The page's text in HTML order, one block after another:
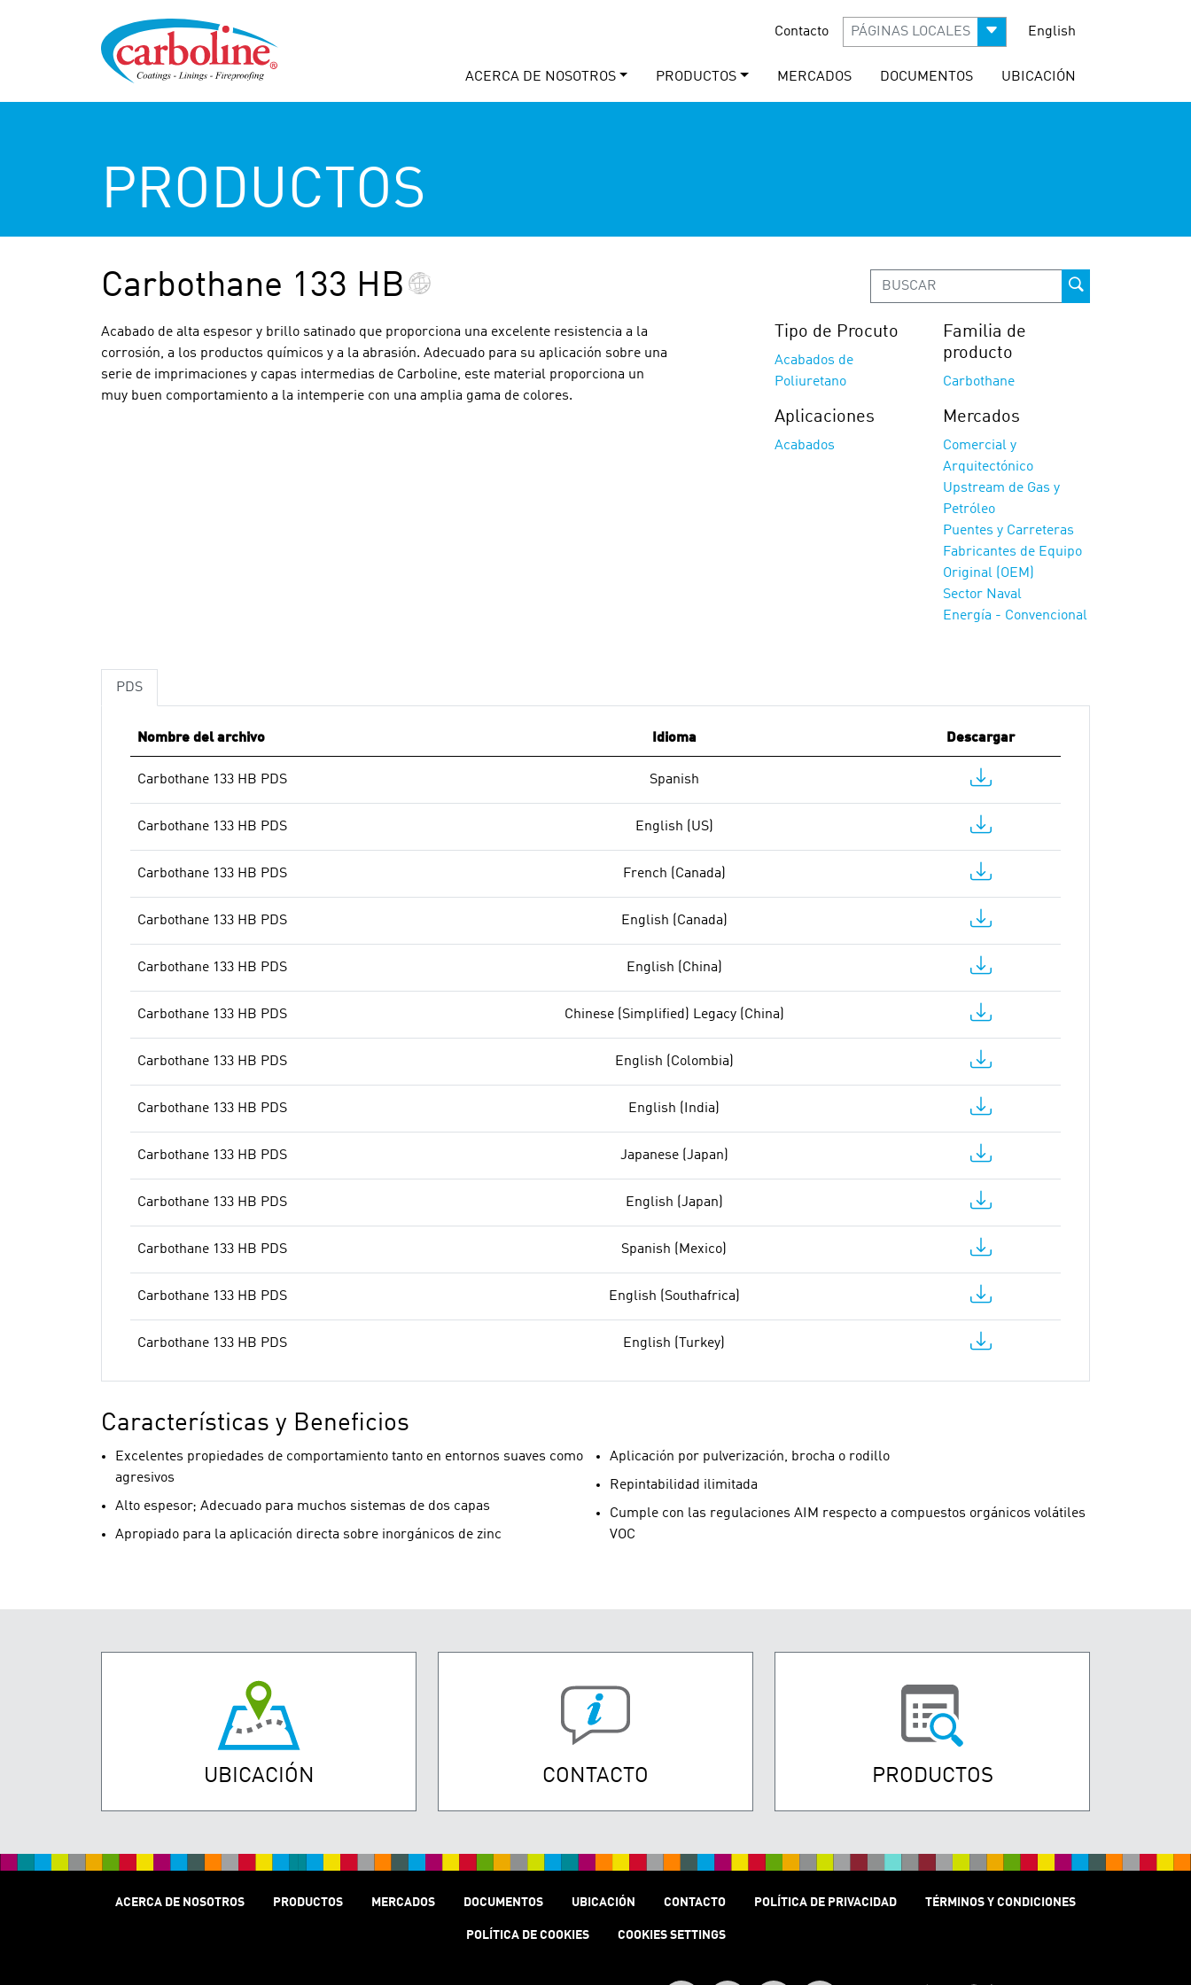
Contacto PÁGINAS LOCALES English
ACERCA DE NOSOTROS PRODUCTOS MERCADOS DOCUMENTOS UBICACIÓN
PRODUCTOS
Carbothane 133 HB
Acabado de alta espesor y brillo satinado que proporciona una excelente resistencia a la
corrosión, a los productos químicos y a la abrasión. Adecuado para su aplicación sobre una
serie de imprimaciones y capas intermedias de Carboline, este material proporciona un
muy buen comportamiento a la intemperie con una amplia gama de colores.
Tipo de Procuto
Acabados de
Poliuretano
Familia de
producto
Carbothane
Aplicaciones
Acabados
Mercados
Comercial y
Arquitectónico
Upstream de Gas y
Petróleo
Puentes y Carreteras
Fabricantes de Equipo
Original (OEM)
Sector Naval
Energía - Convencional
PDS
Nombre del archivo Idioma Descargar
Carbothane 133 HB PDS Spanish
Carbothane 133 HB PDS English (US)
Carbothane 133 HB PDS French (Canada)
Carbothane 133 HB PDS English (Canada)
Carbothane 133 HB PDS English (China)
Carbothane 133 HB PDS Chinese (Simplified) Legacy (China)
Carbothane 133 HB PDS English (Colombia)
Carbothane 133 HB PDS English (India)
Carbothane 133 HB PDS Japanese (Japan)
Carbothane 133 HB PDS English (Japan)
Carbothane 133 HB PDS Spanish (Mexico)
Carbothane 133 HB PDS English (Southafrica)
Carbothane 133 HB PDS English (Turkey)
Características y Beneficios
Excelentes propiedades de comportamiento tanto en entornos suaves como
agresivos
Alto espesor; Adecuado para muchos sistemas de dos capas
Apropiado para la aplicación directa sobre inorgánicos de zinc
Aplicación por pulverización, brocha o rodillo
Repintabilidad ilimitada
Cumple con las regulaciones AIM respecto a compuestos orgánicos volátiles
VOC
UBICACIÓN CONTACTO PRODUCTOS
ACERCA DE NOSOTROS PRODUCTOS MERCADOS DOCUMENTOS UBICACIÓN CONTACTO POLÍTICA DE PRIVACIDAD TÉRMINOS Y CONDICIONES
POLÍTICA DE COOKIES COOKIES SETTINGS